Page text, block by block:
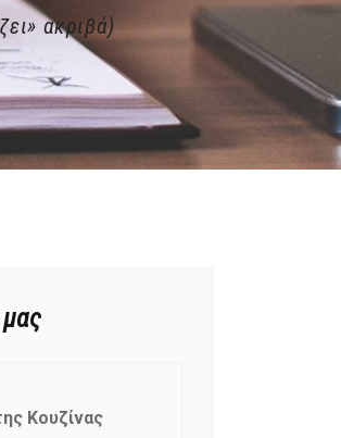
ακριβά)
Κουζίνας